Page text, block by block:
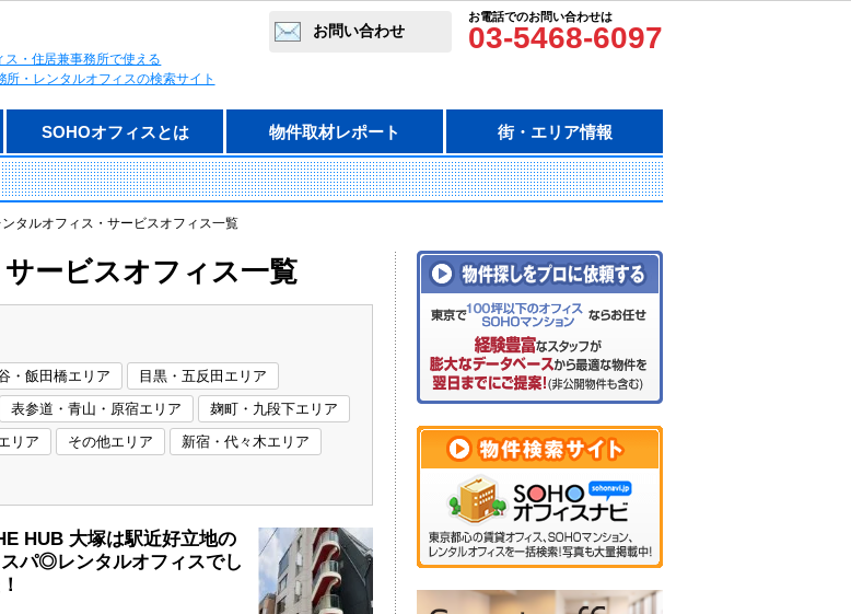
・住居兼事務所で使える
所・レンタルオフィスの検索サイト
お電話でのお問い合わせは
03-5468-6097
お問い合わせ
SOHOオフィスとは 物件取材レポート 街・エリア情報
ンタルオフィス・サービスオフィス一覧
サービスオフィス一覧
・飯田橋エリア
目黒・五反田エリア
表参道・青山・原宿エリア
麹町・九段下エリア
リア その他エリア
新宿・代々木エリア
HUB 大塚は駅近好立地の
スパ◎レンタルオフィスでし